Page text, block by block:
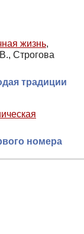
жизнь,
Строгова
традиции
номера